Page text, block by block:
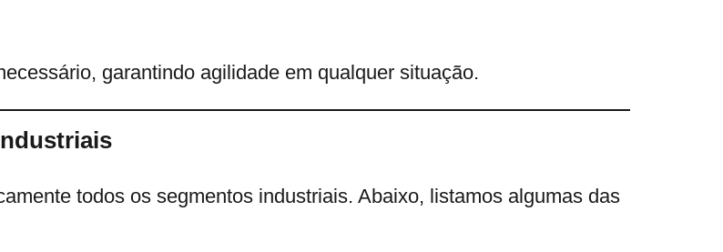
garantindo agilidade em qualquer situação.
todos os segmentos industriais. Abaixo, listamos algumas das